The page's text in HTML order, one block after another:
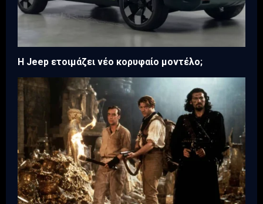
H Jeep ετοιμάζει νέο κορυφαίο μοντέλο;